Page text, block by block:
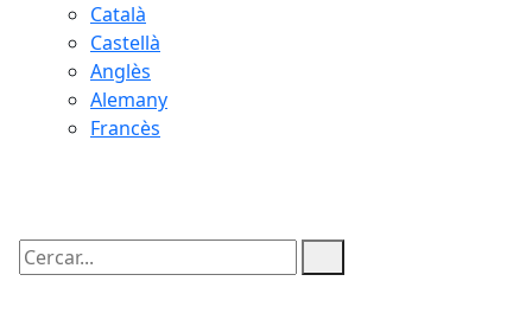
Català
Castellà
Anglès
Alemany
Francès
Cercar: